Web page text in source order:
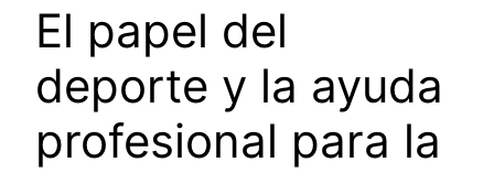
El papel del
deporte y la ayuda
profesional para la